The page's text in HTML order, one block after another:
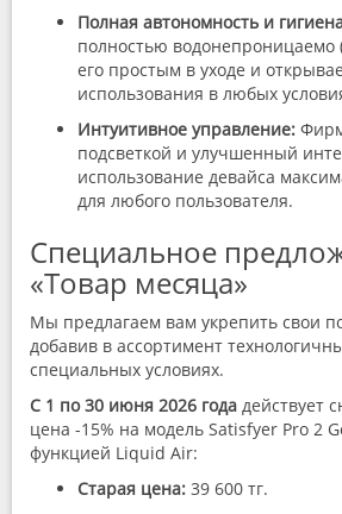
Полная автономность и
полностью водонепроницаемо
его простым в уходе и
использования в любых
Интуитивное управление:
подсветкой и улучшенный
использование девайса
для любого пользователя.
Специальное
«Товар месяца»
Мы предлагаем вам укрепить свои
добавив в ассортимент
специальных условиях.
С 1 по 30 июня 2026 года действует
цена -15% на модель Satisfyer Pro 2
функцией Liquid Air:
Старая цена: 39 600 тг.